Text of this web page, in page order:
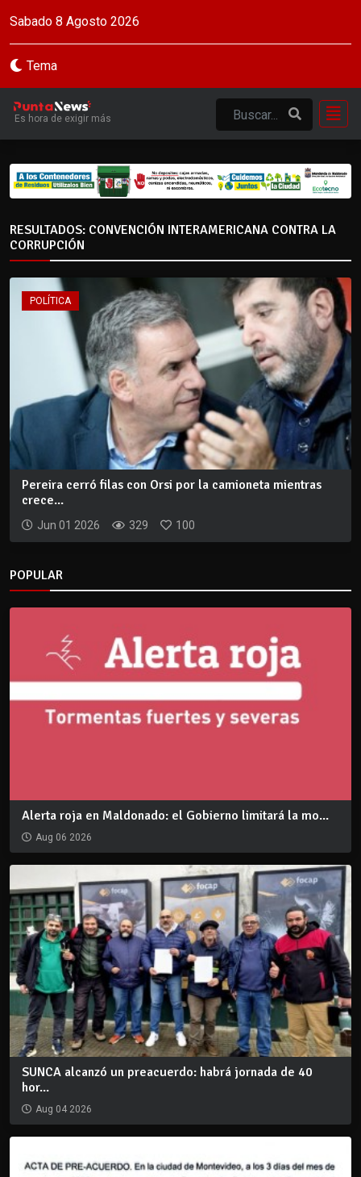
Sabado 8 Agosto 2026
Tema
Es hora de exigir más
RESULTADOS: CONVENCIÓN INTERAMERICANA CONTRA LA
CORRUPCIÓN
POLÍTICA
Pereira cerró filas con Orsi por la camioneta mientras
crece...
Jun 01 2026 329 100
POPULAR
Alerta roja en Maldonado: el Gobierno limitará la mo...
Aug 06 2026
SUNCA alcanzó un preacuerdo: habrá jornada de 40
hor...
Aug 04 2026